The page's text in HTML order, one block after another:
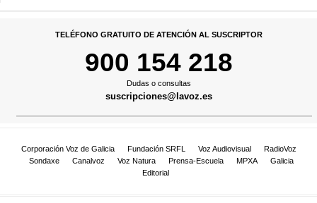
TELÉFONO GRATUITO DE ATENCIÓN AL SUSCRIPTOR
900 154 218
Dudas o consultas
suscripciones@lavoz.es
Corporación Voz de Galicia Fundación SRFL Voz Audiovisual
RadioVoz
Sondaxe
Canalvoz Voz Natura Prensa-Escuela MPXA
Galicia
Editorial